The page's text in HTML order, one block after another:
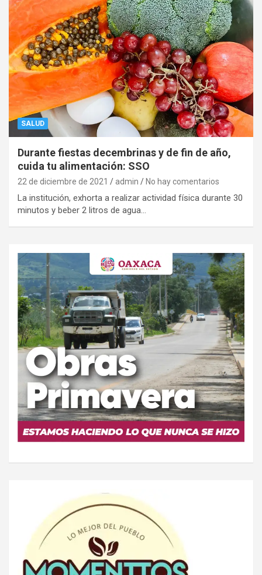
SALUD
Durante fiestas decembrinas y de fin de año,
cuida tu alimentación: SSO
22 de diciembre de 2021 admin No hay comentarios
La institución, exhorta a realizar actividad física durante 30
minutos y beber 2 litros de agua…